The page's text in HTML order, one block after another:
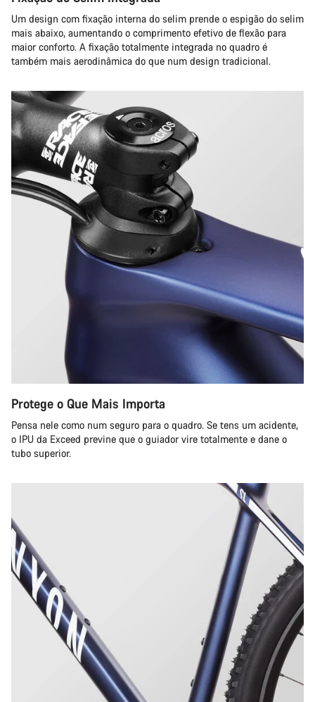
Um design com fixação interna do selim prende o espigão do selim
mais abaixo, aumentando o comprimento efetivo de flexão para
maior conforto. A fixação totalmente integrada no quadro é
também mais aerodinâmica do que num design tradicional.
Protege o Que Mais Importa
Pensa nele como num seguro para o quadro. Se tens um acidente,
o IPU da Exceed previne que o guiador vire totalmente e dane o
tubo superior.